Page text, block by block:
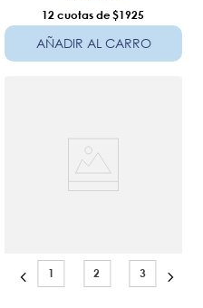
12 $1925
AÑADIR AL CARRO
1 2 3